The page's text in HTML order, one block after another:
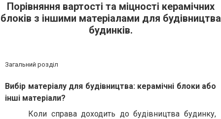
Порівняння вартості та міцності керамічних
блоків з іншими матеріалами для будівництва
будинків.
Загальний розділ
Вибір матеріалу для будівництва: керамічні блоки або
інші матеріали?
Коли справа доходить до будівництва будинку,